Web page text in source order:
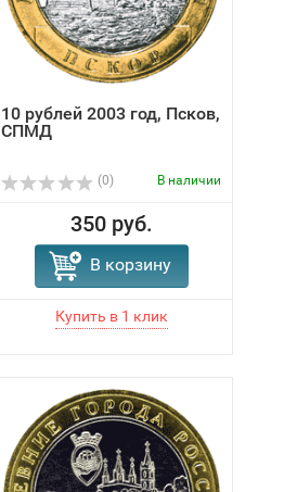
10 рублей 2003 год, Псков,
СПМД
(0) В наличии
350 руб.
В корзину